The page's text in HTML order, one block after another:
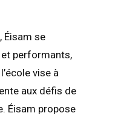
Éisam se
performants,
vise à
aux défis de
Éisam propose